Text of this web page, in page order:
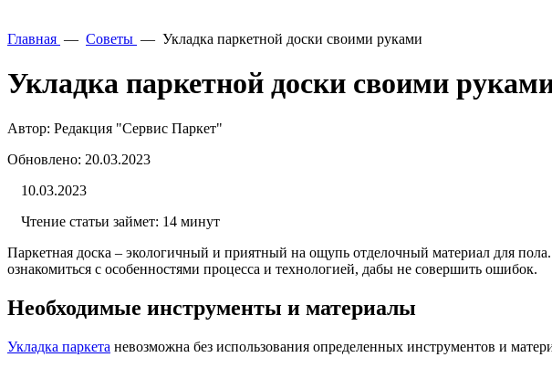
Главная — Советы — Укладка паркетной доски своими руками
Укладка паркетной доски своими
Автор: Редакция "Сервис Паркет"
Обновлено: 20.03.2023
10.03.2023
Чтение статьи займет: 14 минут
Паркетная доска – экологичный и приятный на ощупь отделочный материал для
ознакомиться с особенностями процесса и технологией, дабы не совершить ошибок.
Необходимые инструменты и материалы
Укладка паркета невозможна без использования определенных инструментов и